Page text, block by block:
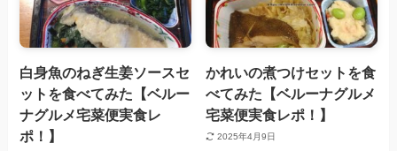
白身魚のねぎ生姜ソースセ
ットを食べてみた【ベルー
ナグルメ宅菜便実食レ
ポ！】
かれいの煮つけセットを食
べてみた【ベルーナグルメ
宅菜便実食レポ！】
2025年4月9日